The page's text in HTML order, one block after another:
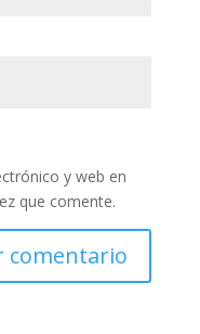
y web en
que comente.